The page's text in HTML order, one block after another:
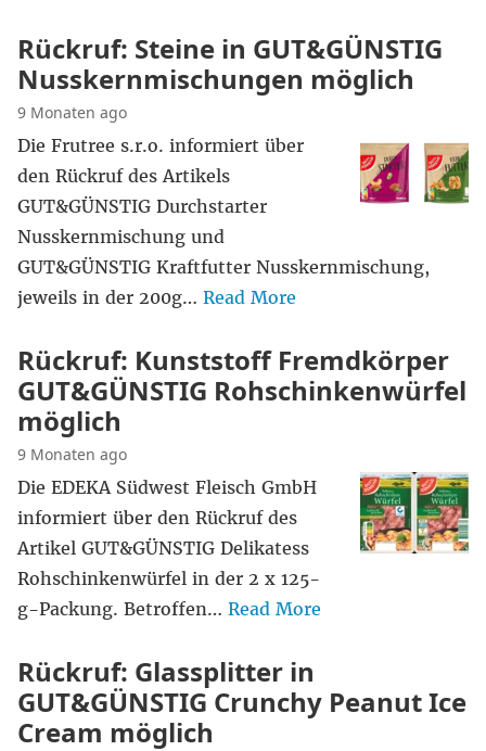
Rückruf: Steine in GUT&GÜNSTIG
Nusskernmischungen möglich
9 Monaten ago
Die Frutree s.r.o. informiert über
den Rückruf des Artikels
GUT&GÜNSTIG Durchstarter
Nusskernmischung und
GUT&GÜNSTIG Kraftfutter Nusskernmischung,
jeweils in der 200g… Read More
Rückruf: Kunststoff Fremdkörper
GUT&GÜNSTIG Rohschinkenwürfel
möglich
9 Monaten ago
Die EDEKA Südwest Fleisch GmbH
informiert über den Rückruf des
Artikel GUT&GÜNSTIG Delikatess
Rohschinkenwürfel in der 2 x 125-
g-Packung. Betroffen… Read More
Rückruf: Glassplitter in
GUT&GÜNSTIG Crunchy Peanut Ice
Cream möglich